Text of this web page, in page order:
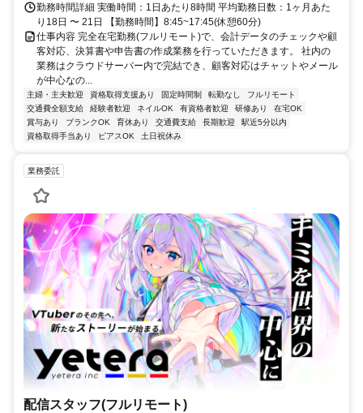
勤務時間詳細 実働時間：1日あたり8時間 平均勤務日数：1ヶ月あた
り18日 〜 21日 【勤務時間】8:45~17:45(休憩60分)
仕事内容 完全在宅勤務(フルリモート)で、会計データのチェックや顧
客対応、決算書や申告書の作成業務を行っていただきます。 社内の
業務はクラウドサーバー内で完結でき、顧客対応はチャットやメール
が中心なの...
主婦・主夫歓迎 資格取得支援あり 固定時間制 転勤なし
フルリモート
交通費全額支給
経験者歓迎 ネイルOK 有資格者歓迎 研修あり
在宅OK
賞与あり
ブランクOK 育休あり 交通費支給 長期歓迎
駅近5分以内
資格取得手当あり
ピアスOK 土日祝休み
業務委託
配信スタッフ(フルリモート)